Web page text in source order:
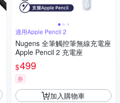
適用Apple Pencil 2
Nugens 全筆觸控筆無線充電座
Apple Pencil 2 充電座
$499
券
加入購物車